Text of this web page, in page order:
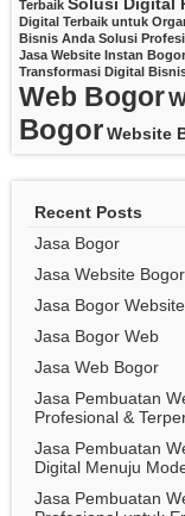
Terbaik
Digital Terbaik untuk
Bisnis Anda Solusi
Jasa Website Instan Bogor
Transformasi Digital
Web Bogor
BogorWebsite
Recent Posts
Jasa Bogor
Jasa Website Bogor
Jasa Bogor Website
Jasa Bogor Web
Jasa Web Bogor
Jasa Pembuatan
Profesional &
Jasa Pembuatan
Digital Menuju
Jasa Pembuatan